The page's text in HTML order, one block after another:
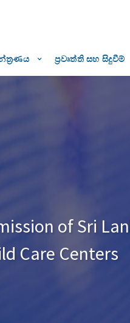
ප්‍රවෘත්ති සහ සිදුවීම්
of Sri
Care Centers